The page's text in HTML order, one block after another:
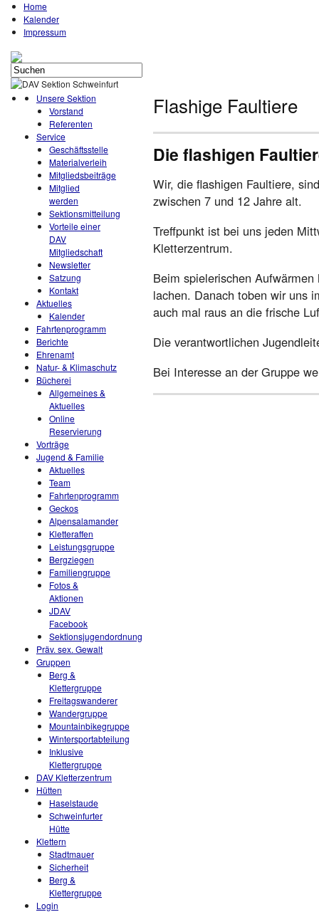
Home
Kalender
Impressum
Unsere Sektion
Vorstand
Referenten
Service
Geschäftsstelle
Materialverleih
Mitgliedsbeiträge
Mitglied
werden
Sektionsmitteilung
Vorteile einer
DAV
Mitgliedschaft
Newsletter
Satzung
Kontakt
Aktuelles
Kalender
Fahrtenprogramm
Berichte
Ehrenamt
Natur- & Klimaschutz
Bücherei
Allgemeines &
Aktuelles
Online
Reservierung
Vorträge
Jugend & Familie
Aktuelles
Team
Fahrtenprogramm
Geckos
Alpensalamander
Kletteraffen
Leistungsgruppe
Bergziegen
Familiengruppe
Fotos &
Aktionen
JDAV
Facebook
Sektionsjugendordnung
Präv. sex. Gewalt
Gruppen
Berg &
Klettergruppe
Freitagswanderer
Wandergruppe
Mountainbikegruppe
Wintersportabteilung
Inklusive
Klettergruppe
DAV Kletterzentrum
Hütten
Haselstaude
Schweinfurter
Hütte
Klettern
Stadtmauer
Sicherheit
Berg &
Klettergruppe
Login
Flashige Faultiere
Die flashigen
Wir, die flashigen Faultiere,
zwischen 7 und 12 Jahre alt.
Treffpunkt ist bei uns jeden
Kletterzentrum.
Beim spielerischen
lachen. Danach toben wir uns
auch mal raus an die frische
Die verantwortlichen
Bei Interesse an der Gruppe